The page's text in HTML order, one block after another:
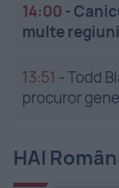
14:00 -
multe
13:51 -Todd
procuror
HAI